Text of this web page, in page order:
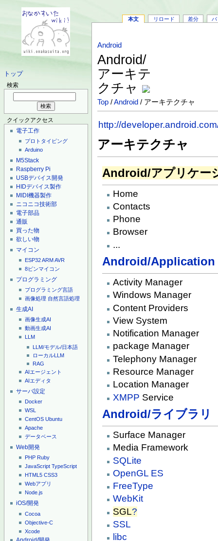
トップ
検索
クイックアクセス
電子工作
プロトタイピング
Arduino
M5Stack
Raspberry Pi
USBデバイス開発
HIDデバイス製作
MIDI機器製作
ニコニコ技術部
電子部品
通販
買った物
欲しい物
マイコン
ESP32ARMAVR
8ピンマイコン
プログラミング
プログラミング言語
画像処理 自然言語処理
生成AI
画像生成AI
動画生成AI
LLM
LLM/モデル/日本語
ローカルLLM
RAG
AIエージェント
AIエディタ
サーバ設定
Docker
WSL
CentOS Ubuntu
Apache
データベース
Web開発
PHP Ruby
JavaScript TypeScript
HTML5 CSS3
Webアプリ
Node.js
iOS/開発
Cocoa
Objective-C
Xcode
本文 リロード 差分 バ
Android
Android/
アーキテ
クチャ
Top /Android / アーキテクチャ
http://
アーキテクチャ
Android/アプリケー
Home
Contacts
Phone
Browser
...
Android/Application
Activity Manager
Windows Manager
Content Providers
View System
Notification Manager
package Manager
Telephony Manager
Resource Manager
Location Manager
XMPP Service
Android/ライブラリ
Surface Manager
Media Framework
SQLite
OpenGL ES
FreeType
WebKit
SGL?
SSL
libc